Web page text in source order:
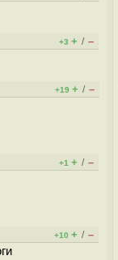
+3 + / –
+19 + / –
+1 + / –
+10 + / –